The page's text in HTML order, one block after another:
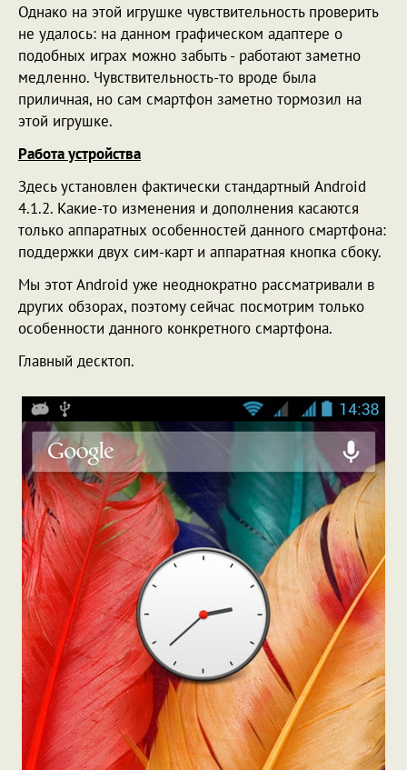
Однако на этой игрушке чувствительность проверить
не удалось: на данном графическом адаптере о
подобных играх можно забыть - работают заметно
медленно. Чувствительность-то вроде была
приличная, но сам смартфон заметно тормозил на
этой игрушке.
Работа устройства
Здесь установлен фактически стандартный Android
4.1.2. Какие-то изменения и дополнения касаются
только аппаратных особенностей данного смартфона:
поддержки двух сим-карт и аппаратная кнопка сбоку.
Мы этот Android уже неоднократно рассматривали в
других обзорах, поэтому сейчас посмотрим только
особенности данного конкретного смартфона.
Главный десктоп.